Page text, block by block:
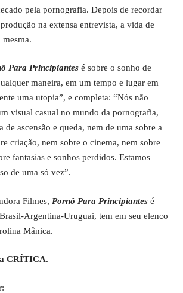
pela pornografia. Depois de recordar
na extensa entrevista, a vida de
Para Principiantes é sobre o sonho de
maneira, em um tempo e lugar em
uma utopia”, e completa: “Nós não
visual casual no mundo da pornografia,
de ascensão e queda, nem de uma sobre a
criação, nem sobre o cinema, nem sobre
fantasias e sonhos perdidos. Estamos
de uma só vez”.
Filmes, Pornô Para Principiantes é
Argentina-Uruguai, tem em seu elenco
Mânica.
CRÍTICA.